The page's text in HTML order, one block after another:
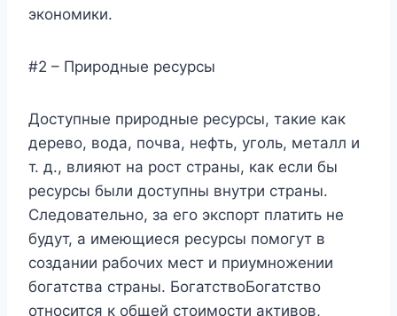
экономики.
#2 – Природные ресурсы
Доступные природные ресурсы, такие как
дерево, вода, почва, нефть, уголь, металл и
т. д., влияют на рост страны, как если бы
ресурсы были доступны внутри страны.
Следовательно, за его экспорт платить не
будут, а имеющиеся ресурсы помогут в
создании рабочих мест и приумножении
богатства страны. БогатствоБогатство
относится к общей стоимости активов,